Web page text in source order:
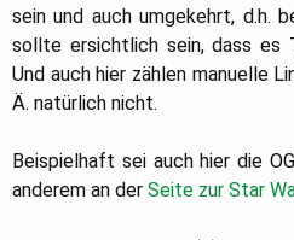
sein und auch umgekehrt, d.h.
sollte ersichtlich sein, dass es
Und auch hier zählen manuelle
Ä. natürlich nicht.
Beispielhaft sei auch hier die
anderem an der Seite zur Star